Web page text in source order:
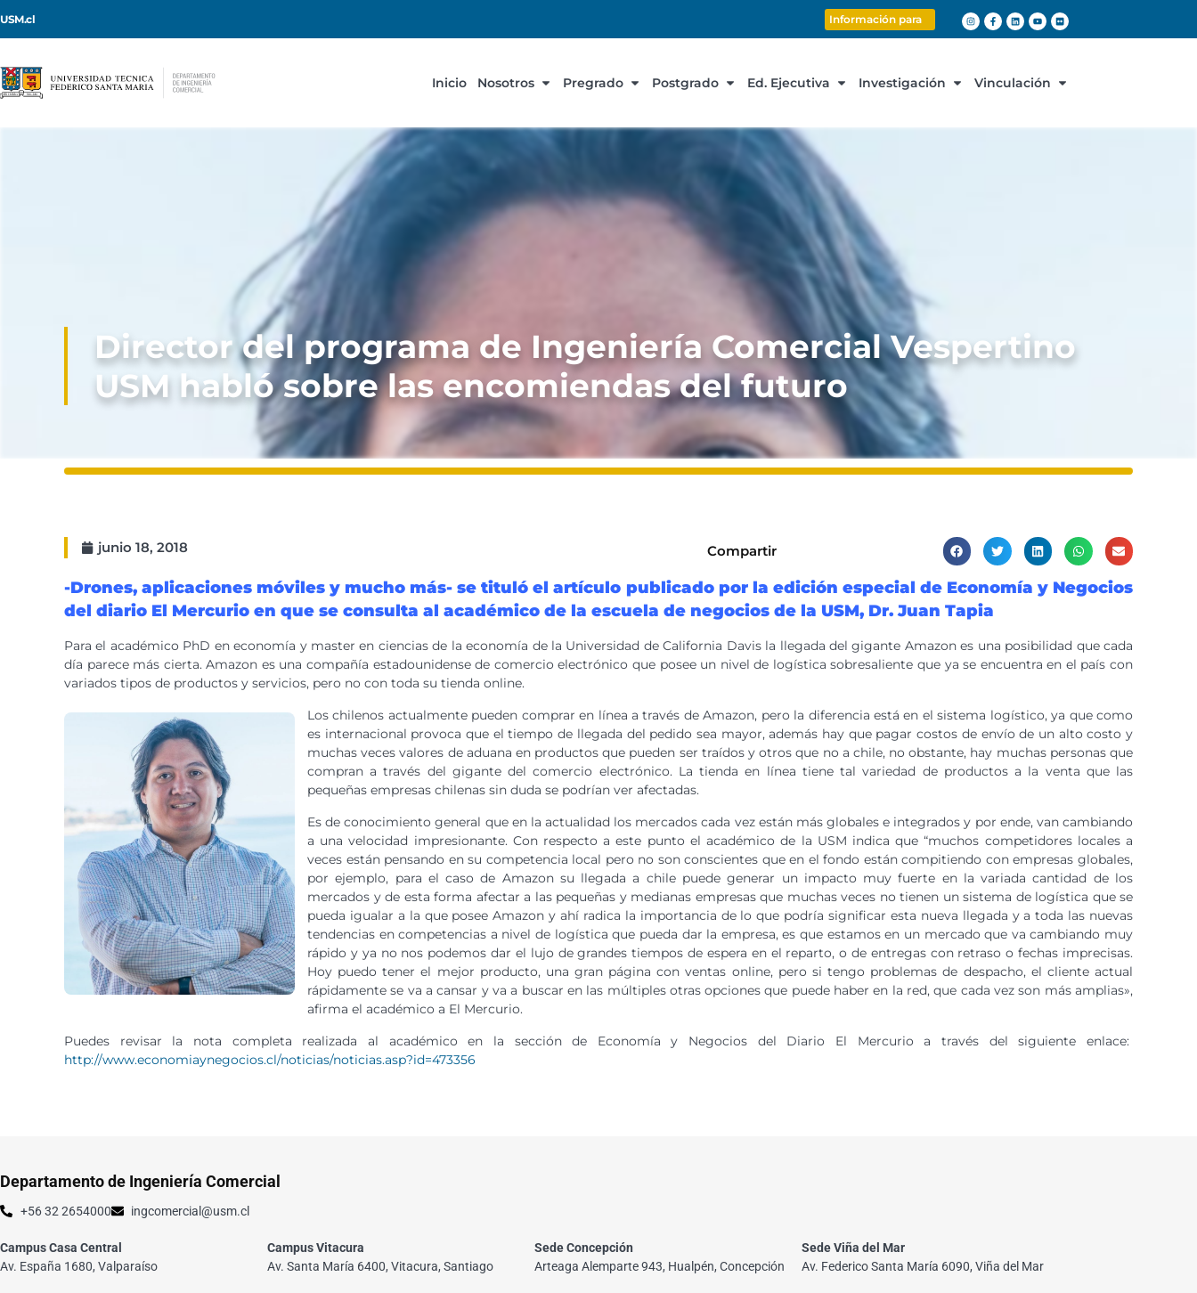
USM.cl Información para
Inicio Nosotros Pregrado Postgrado Ed. Ejecutiva Investigación Vinculación
Director del programa de Ingeniería Comercial Vespertino
USM habló sobre las encomiendas del futuro
junio 18, 2018 Compartir
-Drones, aplicaciones móviles y mucho más- se tituló el artículo publicado por la edición especial de Economía y Negocios
del diario El Mercurio en que se consulta al académico de la escuela de negocios de la USM, Dr. Juan Tapia
Para el académico PhD en economía y master en ciencias de la economía de la Universidad de California Davis la llegada del gigante Amazon es una posibilidad que cada
día parece más cierta. Amazon es una compañía estadounidense de comercio electrónico que posee un nivel de logística sobresaliente que ya se encuentra en el país con
variados tipos de productos y servicios, pero no con toda su tienda online.
Los chilenos actualmente pueden comprar en línea a través de Amazon, pero la diferencia está en el sistema logístico, ya que como
es internacional provoca que el tiempo de llegada del pedido sea mayor, además hay que pagar costos de envío de un alto costo y
muchas veces valores de aduana en productos que pueden ser traídos y otros que no a chile, no obstante, hay muchas personas que
compran a través del gigante del comercio electrónico. La tienda en línea tiene tal variedad de productos a la venta que las
pequeñas empresas chilenas sin duda se podrían ver afectadas.
Es de conocimiento general que en la actualidad los mercados cada vez están más globales e integrados y por ende, van cambiando
a una velocidad impresionante. Con respecto a este punto el académico de la USM indica que “muchos competidores locales a
veces están pensando en su competencia local pero no son conscientes que en el fondo están compitiendo con empresas globales,
por ejemplo, para el caso de Amazon su llegada a chile puede generar un impacto muy fuerte en la variada cantidad de los
mercados y de esta forma afectar a las pequeñas y medianas empresas que muchas veces no tienen un sistema de logística que se
pueda igualar a la que posee Amazon y ahí radica la importancia de lo que podría significar esta nueva llegada y a toda las nuevas
tendencias en competencias a nivel de logística que pueda dar la empresa, es que estamos en un mercado que va cambiando muy
rápido y ya no nos podemos dar el lujo de grandes tiempos de espera en el reparto, o de entregas con retraso o fechas imprecisas.
Hoy puedo tener el mejor producto, una gran página con ventas online, pero si tengo problemas de despacho, el cliente actual
rápidamente se va a cansar y va a buscar en las múltiples otras opciones que puede haber en la red, que cada vez son más amplias»,
afirma el académico a El Mercurio.
Puedes revisar la nota completa realizada al académico en la sección de Economía y Negocios del Diario El Mercurio a través del siguiente enlace:
http://www.economiaynegocios.cl/noticias/noticias.asp?id=473356
Departamento de Ingeniería Comercial
+56 32 2654000 ingcomercial@usm.cl
Campus Casa Central
Av. España 1680, Valparaíso
Campus Vitacura
Av. Santa María 6400, Vitacura, Santiago
Sede Concepción
Arteaga Alemparte 943, Hualpén, Concepción
Sede Viña del Mar
Av. Federico Santa María 6090, Viña del Mar